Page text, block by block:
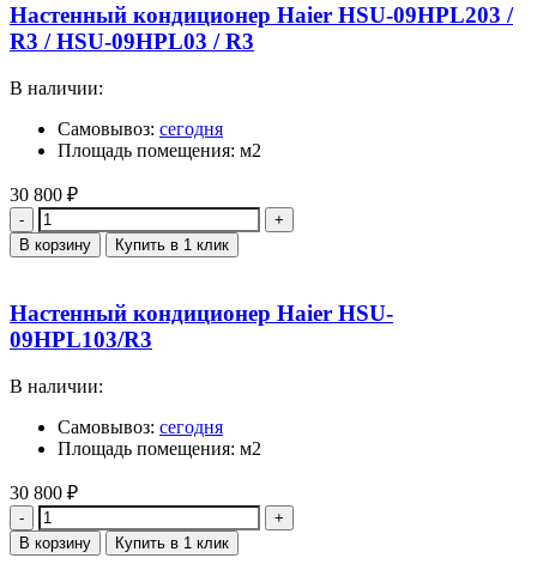
Настенный кондиционер Haier HSU-09HPL203 /
R3 / HSU-09HPL03 / R3
В наличии:
Самовывоз: сегодня
Площадь помещения: м2
30 800 ₽
Количество
В корзину Купить в 1 клик
Настенный кондиционер Haier HSU-
09HPL103/R3
В наличии:
Самовывоз: сегодня
Площадь помещения: м2
30 800 ₽
Количество
В корзину Купить в 1 клик